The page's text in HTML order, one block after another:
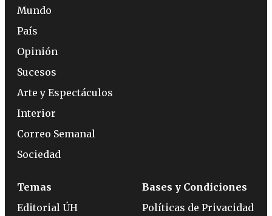
Mundo
País
Opinión
Sucesos
Arte y Espectáculos
Interior
Correo Semanal
Sociedad
Temas
Editorial ÚH
Bases y Condiciones
Políticas de Privacidad